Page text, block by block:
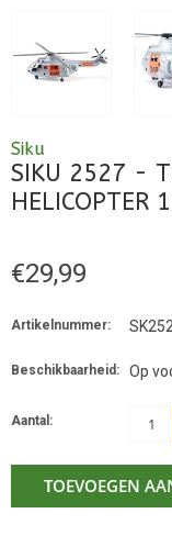
Siku
SIKU 2527 -
HELICOPTER
€29,99
Artikelnummer:
Beschikbaarheid: Op
Aantal:
TOEVOEGEN